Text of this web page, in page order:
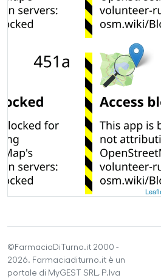
©FarmaciaDiTurno.it 2000 -
2026. Farmaciaditurno.it è un
portale di MyGEST SRL, P.Iva